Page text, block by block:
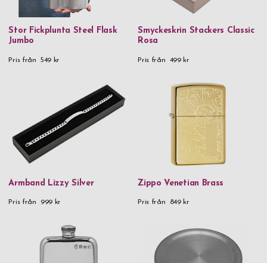
Stor Fickplunta Steel Flask
Jumbo
Pris från 549 kr
Smyckeskrin Stackers Classic
Rosa
Pris från 499 kr
Armband Lizzy Silver
Pris från 999 kr
Zippo Venetian Brass
Pris från 849 kr